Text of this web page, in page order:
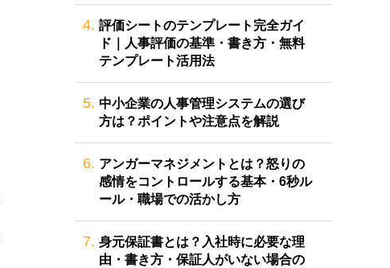
4. 評価シートのテンプレート完全ガイ
ド｜人事評価の基準・書き方・無料
テンプレート活用法
5. 中小企業の人事管理システムの選び
方は？ポイントや注意点を解説
6. アンガーマネジメントとは？怒りの
感情をコントロールする基本・6秒ル
ール・職場での活かし方
7. 身元保証書とは？入社時に必要な理
由・書き方・保証人がいない場合の